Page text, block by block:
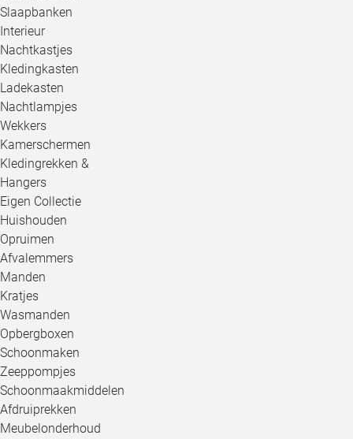
Slaapbanken
Interieur
Nachtkastjes
Kledingkasten
Ladekasten
Nachtlampjes
Wekkers
Kamerschermen
Kledingrekken &
Hangers
Eigen Collectie
Huishouden
Opruimen
Afvalemmers
Manden
Kratjes
Wasmanden
Opbergboxen
Schoonmaken
Zeeppompjes
Schoonmaakmiddelen
Afdruiprekken
Meubelonderhoud